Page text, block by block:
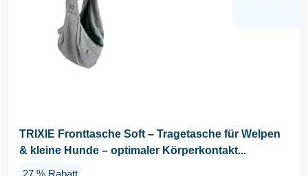
TRIXIE Fronttasche Soft – Tragetasche für Welpen
& kleine Hunde – optimaler Körperkontakt...
27 % Rabatt